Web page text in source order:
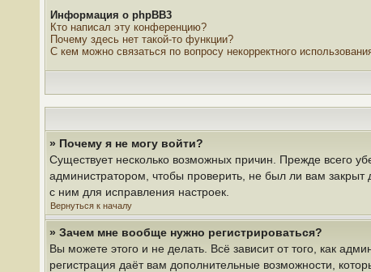
Информация о phpBB3
Кто написал эту конференцию?
Почему здесь нет такой-то функции?
С кем можно связаться по вопросу некорректного
» Почему я не могу войти?
Существует несколько возможных причин. Прежде всего
администратором, чтобы проверить, не был ли вам
с ним для исправления настроек.
Вернуться к началу
» Зачем мне вообще нужно регистрироваться?
Вы можете этого и не делать. Всё зависит от того, как
регистрация даёт вам дополнительные возможности,